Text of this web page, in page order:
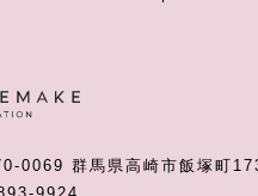
0069 群馬県高崎市飯塚町